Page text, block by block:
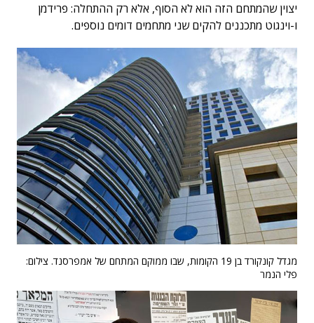
יצוין שהמתחם הזה הוא לא הסוף, אלא רק ההתחלה: פרידמן
ו-וינגוט מתכננים להקים שני מתחמים דומים נוספים.
מגדל קונקורד בן 19 הקומות, שבו ממוקם המתחם של אמפרסנד. צילום:
פלי הנמר